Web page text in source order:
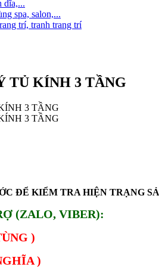
dĩa,...
spa, salon,...
trí, tranh trang trí
TỦ KÍNH 3 TẦNG
ĐỂ KIỂM TRA HIỆN TRẠNG
(ZALO, VIBER):
)
)